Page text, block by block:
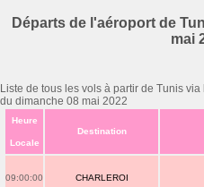
Départs de l'aéroport de
mai
Liste de tous les vols à partir de Tunis
du dimanche 08 mai 2022
Heure
Locale
Destination
09:00:00 CHARLEROI